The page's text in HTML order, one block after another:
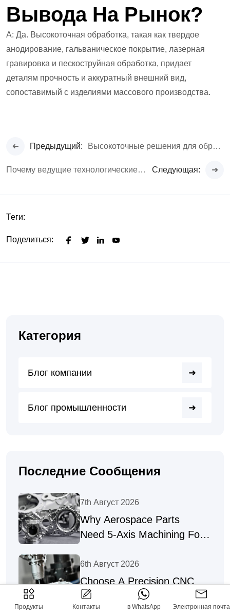
Вывода На Рынок?
А: Да. Высокоточная обработка, такая как твердое
анодирование, гальваническое покрытие, лазерная
гравировка и пескоструйная обработка, придает
деталям прочность и аккуратный внешний вид,
сопоставимый с изделиями массового производства.
Предыдущий: Высокоточные решения для обработки алюминия на станках с ЧПУ для высокопроизводительных электромобилей
Почему ведущие технологические бренды выбирают Rejin CNC для создания премиальных iPad-хабов Следующая:
Теги:
Поделиться:
Категория
Блог компании
Блог промышленности
Последние Сообщения
7th Август 2026
Why Aerospace Parts
Need 5-Axis Machining For
6th Август 2026
Choose A Precision CNC
Machining Supplier For
Complex Parts
Продукты Контакты в WhatsApp Электронная почта